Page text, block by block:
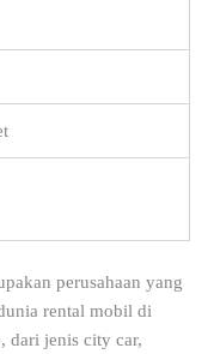
perusahaan yang
rental mobil di
dari jenis city car,